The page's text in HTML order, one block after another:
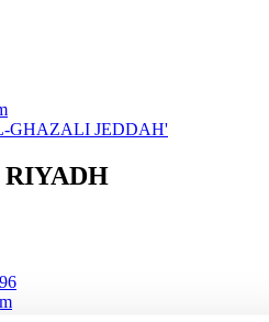
GHAZALI JEDDAH'